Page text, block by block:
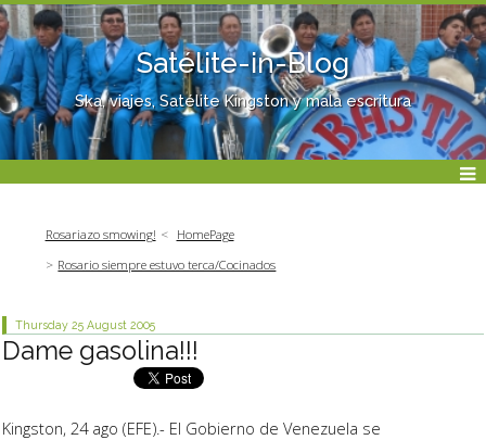
Satélite-in-Blog
Ska, viajes, Satélite Kingston y mala escritura
Rosariazo smowing!
HomePage
Rosario siempre estuvo terca/Cocinados
Thursday 25 August 2005
Dame gasolina!!!
Kingston, 24 ago (EFE).- El Gobierno de Venezuela se